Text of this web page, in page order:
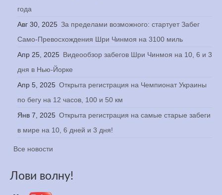
года
Авг 30, 2025 За пределами возможного: стартует Забег
Само-Превосхождения Шри Чинмоя на 3100 миль
Апр 25, 2025 Видеообзор забегов Шри Чинмоя на 10, 6 и 3
дня в Нью-Йорке
Апр 5, 2025 Открыта регистрация на Чемпионат Украины
по бегу на 12 часов, 100 и 50 км
Янв 7, 2025 Открыта регистрация на самые старые забеги
в мире на 10, 6 дней и 3 дня!
Все новости
Лови волну!